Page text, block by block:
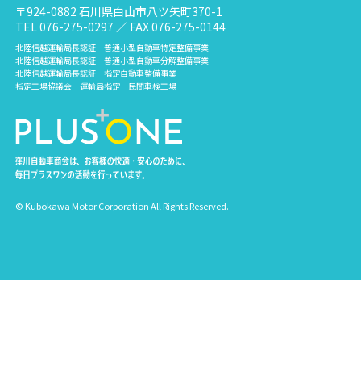
〒924-0882 石川県白山市八ツ矢町370-1
TEL 076-275-0297 ／ FAX 076-275-0144
北陸信越運輸局長認証 普通小型自動車特定整備事業
北陸信越運輸局長認証 普通小型自動車分解整備事業
北陸信越運輸局長認証 指定自動車整備事業
指定工場協議会 運輸局指定 民間車検工場
© Kubokawa Motor Corporation All Rights Reserved.